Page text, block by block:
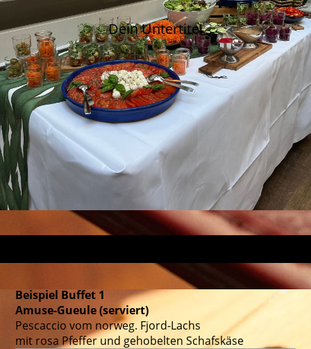
Dein Untertitel
Beispiel Buffet 1
Amuse-Gueule (serviert)
Pescaccio vom norweg. Fjord-Lachs
mit rosa Pfeffer und gehobelten Schafskäse